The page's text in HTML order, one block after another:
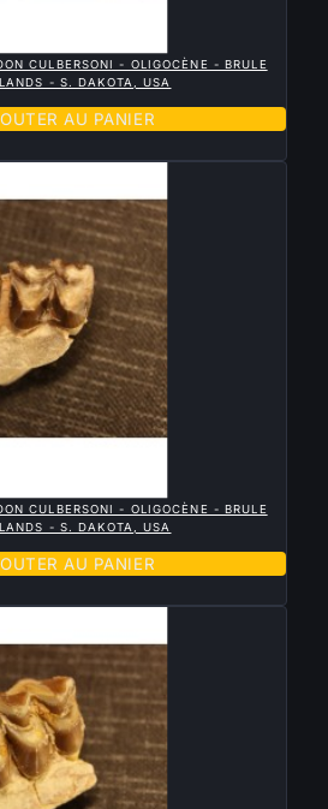
CULBERSONI - OLIGOCÈNE - BRULE
- S. DAKOTA, USA
AU PANIER
CULBERSONI - OLIGOCÈNE - BRULE
- S. DAKOTA, USA
AU PANIER